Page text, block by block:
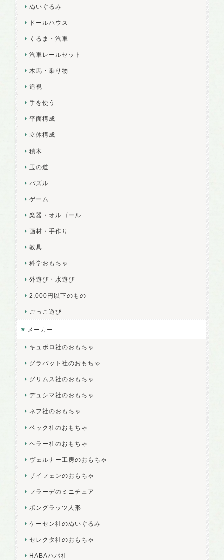
ぬいぐるみ
ドールハウス
くるま・汽車
汽車レールセット
木馬・乗り物
追視
手を使う
平面構成
立体構成
積木
玉の道
パズル
ゲーム
楽器・オルゴール
画材・手作り
教具
科学おもちゃ
外遊び・水遊び
2,000円以下のもの
ごっこ遊び
メーカー
キュボロ社のおもちゃ
グラパット社のおもちゃ
グリムス社のおもちゃ
デュシマ社のおもちゃ
ネフ社のおもちゃ
ベック社のおもちゃ
ヘラー社のおもちゃ
ヴェルナー工房のおもちゃ
ザイフェンのおもちゃ
フラーデのミニチュア
ポングラッツ人形
ケーセン社のぬいぐるみ
セレクタ社のおもちゃ
HABAハバ社